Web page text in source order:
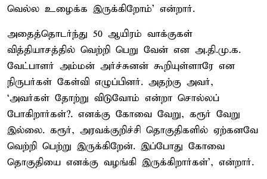
வெல்ல உழைக்க இருக்கிறோம்’ என்றார்.
அதைத்தொடர்ந்து 50 ஆயிரம் வாக்குகள்
வித்தியாசத்தில் வெற்றி பெறு வேன் என அ.தி.மு.க.
வேட்பாளர் அம்மன் அர்ச்சுனன் கூறியுள்ளாரே என
நிருபர்கள் கேள்வி எழுப்பினர். அதற்கு அவர்,
‘அவர்கள் தோற்று விடுவோம் என்றா சொல்லப்
போகிறார்கள்?. எனக்கு கோவை வேறு, கரூர் வேறு
இல்லை. கரூர், அரவக்குறிச்சி தொகுதிகளில் ஏற்கனவே
வெற்றி பெற்று இருக்கிறேன். இப்போது கோவை
தொகுதியை எனக்கு வழங்கி இருக்கிறார்கள்’, என்றார்.